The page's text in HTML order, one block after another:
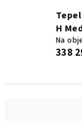
H
Na
338